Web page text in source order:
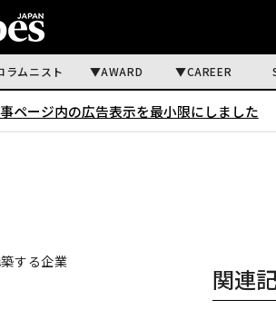
ラムニスト AWARD CAREER
ページ内の広告表示を最小限にしました
する企業
関連